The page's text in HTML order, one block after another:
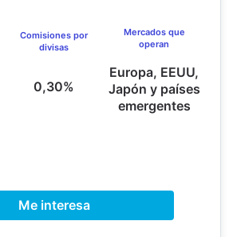
Comisiones por
divisas
0,30%
Mercados que
operan
Europa, EEUU,
Japón y países
emergentes
Me interesa